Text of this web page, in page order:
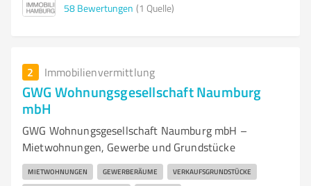
58 Bewertungen (1 Quelle)
2 Immobilienvermittlung
GWG Wohnungsgesellschaft Naumburg
mbH
GWG Wohnungsgesellschaft Naumburg mbH –
Mietwohnungen, Gewerbe und Grundstücke
MIETWOHNUNGEN GEWERBERÄUME VERKAUFSGRUNDSTÜCKE